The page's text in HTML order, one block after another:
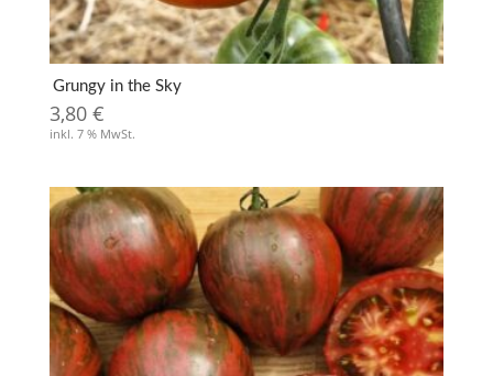
Grungy in the Sky
3,80 €
inkl. 7 % MwSt.